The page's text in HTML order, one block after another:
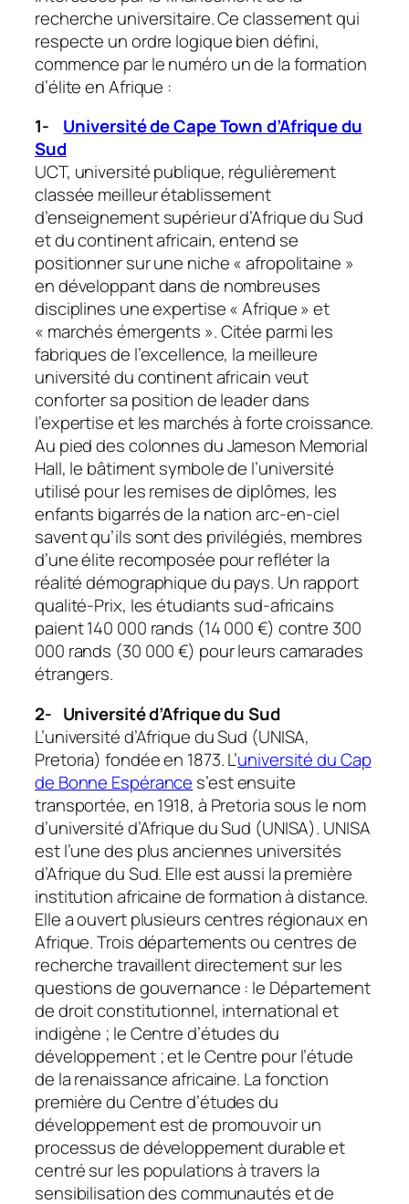
recherche universitaire. Ce classement qui
respecte un ordre logique bien défini,
commence par le numéro un de la formation
d’élite en Afrique :
1-
Université de Cape Town d’Afrique du
Sud
UCT, université publique, régulièrement
classée meilleur établissement
d’enseignement supérieur d’Afrique du Sud
et du continent africain, entend se
positionner sur une niche « afropolitaine »
en développant dans de nombreuses
disciplines une expertise « Afrique » et
« marchés émergents ». Citée parmi les
fabriques de l’excellence, la meilleure
université du continent africain veut
conforter sa position de leader dans
l’expertise et les marchés à forte croissance.
Au pied des colonnes du Jameson Memorial
Hall, le bâtiment symbole de l’université
utilisé pour les remises de diplômes, les
enfants bigarrés de la nation arc-en-ciel
savent qu’ils sont des privilégiés, membres
d’une élite recomposée pour refléter la
réalité démographique du pays. Un rapport
qualité-Prix, les étudiants sud-africains
paient 140 000 rands (14 000 €) contre 300
000 rands (30 000 €) pour leurs camarades
étrangers.
2- Université d’Afrique du Sud
L’université d’Afrique du Sud (UNISA,
Pretoria) fondée en 1873. L’université du Cap
de Bonne Espérance s’est ensuite
transportée, en 1918, à Pretoria sous le nom
d’université d’Afrique du Sud (UNISA). UNISA
est l’une des plus anciennes universités
d’Afrique du Sud. Elle est aussi la première
institution africaine de formation à distance.
Elle a ouvert plusieurs centres régionaux en
Afrique. Trois départements ou centres de
recherche travaillent directement sur les
questions de gouvernance : le Département
de droit constitutionnel, international et
indigène ; le Centre d’études du
développement ; et le Centre pour l’étude
de la renaissance africaine. La fonction
première du Centre d’études du
développement est de promouvoir un
processus de développement durable et
centré sur les populations à travers la
sensibilisation des communautés et de